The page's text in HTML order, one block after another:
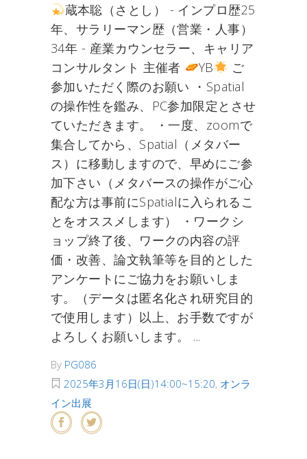
蔵本聡（さとし） - インプロ歴25
年、サラリーマン歴（営業・人事）
34年 - 産業カウンセラー、キャリア
コンサルタント 主催者
YB
ご
参加いただく際のお願い ・Spatial
の操作性を鑑み、PC参加限定とさせ
ていただきます。 ・一度、zoomで
集合してから、Spatial（メタバー
ス）に移動しますので、早めにご参
加下さい（メタバースの操作がご心
配な方は事前にSpatialに入られるこ
とをオススメします） ・ワークシ
ョップ終了後、ワークの内容の評
価・改善、論文執筆等を目的とした
アンケートにご協力をお願いしま
す。（データは匿名化され研究目的
で使用します）以上、お手数ですが
よろしくお願いします。
By PG086
2025年3月16日(日)14:00~15:20, オンラ
イン出展